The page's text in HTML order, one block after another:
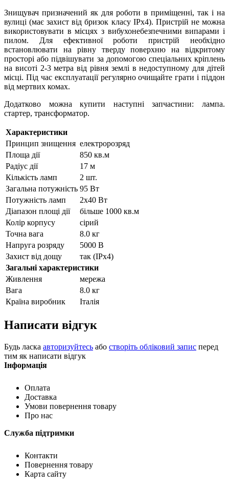
Знищувач призначений як для роботи в приміщенні, так і на
вулиці (має захист від бризок класу IPх4). Пристрій не можна
використовувати в місцях з вибухонебезпечними випарами і
пилом. Для ефективної роботи пристрій необхідно
встановлювати на рівну тверду поверхню на відкритому
просторі або підвішувати за допомогою спеціальних кріплень
на висоті 2-3 метра від рівня землі в недоступному для дітей
місці. Під час експлуатації регулярно очищайте грати і піддон
від мертвих комах.
Додатково можна купити наступні запчастини: лампа.
стартер, трансформатор.
Характеристики
Принцип знищення електророзряд
Площа дії
850 кв.м
Радіус дії
17 м
Кількість ламп
2 шт.
Загальна потужність 95 Вт
Потужність ламп
2х40 Вт
Діапазон площі дії
більше 1000 кв.м
Колір корпусу
сірий
Точна вага
8.0 кг
Напруга розряду
5000 В
Захист від дощу
так (IPx4)
Загальні характеристики
Живлення
мережа
Вага
8.0 кг
Країна виробник
Італія
Написати відгук
Будь ласка авторизуйтесь або створіть обліковий запис перед
тим як написати відгук
Інформація
Оплата
Доставка
Умови повернення товару
Про нас
Служба підтримки
Контакти
Повернення товару
Карта сайту